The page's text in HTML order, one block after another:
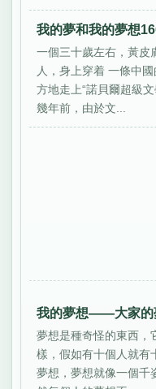
我的夢和我的夢想
一個三十歲左右，黃皮
人，身上穿着 一條中
方地走上“諾貝爾超級
幾年前，由於文...
我的夢想——大家的
夢想是種奇怪的東西，
樣，假如有十個人就有
夢想，夢想就像一個千